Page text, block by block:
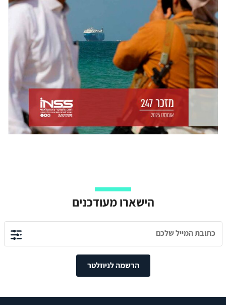
הישארו מעודכנים
הרשמה לניוזלטר